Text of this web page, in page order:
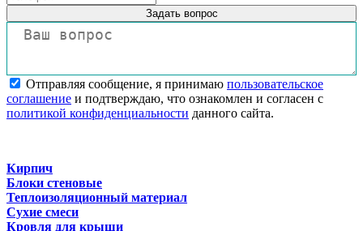
Задать вопрос
Отправляя сообщение, я принимаю пользовательское
соглашение и подтверждаю, что ознакомлен и согласен с
политикой конфиденциальности данного сайта.
Кирпич
Блоки стеновые
Теплоизоляционный материал
Сухие смеси
Кровля для крыши